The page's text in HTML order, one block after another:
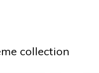
collection